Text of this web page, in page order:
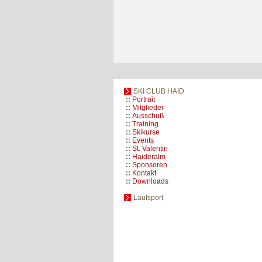
SKI CLUB HAID
:: Portrait
:: Mitglieder
:: Ausschuß
:: Training
:: Skikurse
:: Events
:: St. Valentin
:: Haideralm
:: Sponsoren
:: Kontakt
:: Downloads
Laufsport